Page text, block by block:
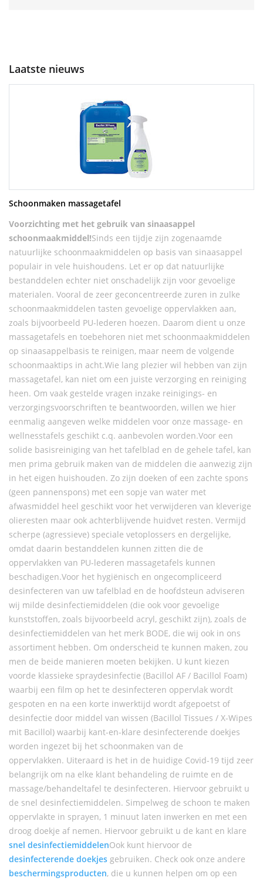
Laatste nieuws
Schoonmaken massagetafel
Voorzichting met het gebruik van sinaasappel
schoonmaakmiddel!Sinds een tijdje zijn zogenaamde
natuurlijke schoonmaakmiddelen op basis van sinaasappel
populair in vele huishoudens. Let er op dat natuurlijke
bestanddelen echter niet onschadelijk zijn voor gevoelige
materialen. Vooral de zeer geconcentreerde zuren in zulke
schoonmaakmiddelen tasten gevoelige oppervlakken aan,
zoals bijvoorbeeld PU-lederen hoezen. Daarom dient u onze
massagetafels en toebehoren niet met schoonmaakmiddelen
op sinaasappelbasis te reinigen, maar neem de volgende
schoonmaaktips in acht.Wie lang plezier wil hebben van zijn
massagetafel, kan niet om een juiste verzorging en reiniging
heen. Om vaak gestelde vragen inzake reinigings- en
verzorgingsvoorschriften te beantwoorden, willen we hier
eenmalig aangeven welke middelen voor onze massage- en
wellnesstafels geschikt c.q. aanbevolen worden.Voor een
solide basisreiniging van het tafelblad en de gehele tafel, kan
men prima gebruik maken van de middelen die aanwezig zijn
in het eigen huishouden. Zo zijn doeken of een zachte spons
(geen pannenspons) met een sopje van water met
afwasmiddel heel geschikt voor het verwijderen van kleverige
olieresten maar ook achterblijvende huidvet resten. Vermijd
scherpe (agressieve) speciale vetoplossers en dergelijke,
omdat daarin bestanddelen kunnen zitten die de
oppervlakken van PU-lederen massagetafels kunnen
beschadigen.Voor het hygiënisch en ongecompliceerd
desinfecteren van uw tafelblad en de hoofdsteun adviseren
wij milde desinfectiemiddelen (die ook voor gevoelige
kunststoffen, zoals bijvoorbeeld acryl, geschikt zijn), zoals de
desinfectiemiddelen van het merk BODE, die wij ook in ons
assortiment hebben. Om onderscheid te kunnen maken, zou
men de beide manieren moeten bekijken. U kunt kiezen
voorde klassieke spraydesinfectie (Bacillol AF / Bacillol Foam)
waarbij een film op het te desinfecteren oppervlak wordt
gespoten en na een korte inwerktijd wordt afgepoetst of
desinfectie door middel van wissen (Bacillol Tissues / X-Wipes
mit Bacillol) waarbij kant-en-klare desinfecterende doekjes
worden ingezet bij het schoonmaken van de
oppervlakken. Uiteraard is het in de huidige Covid-19 tijd zeer
belangrijk om na elke klant behandeling de ruimte en de
massage/behandeltafel te desinfecteren. Hiervoor gebruikt u
de snel desinfectiemiddelen. Simpelweg de schoon te maken
oppervlakte in sprayen, 1 minuut laten inwerken en met een
droog doekje af nemen. Hiervoor gebruikt u de kant en klare
snel desinfectiemiddelenOok kunt hiervoor de
desinfecterende doekjes gebruiken. Check ook onze andere
beschermingsproducten, die u kunnen helpen om op een